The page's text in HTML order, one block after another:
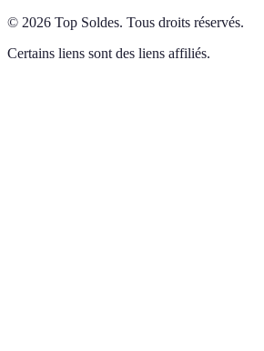
© 2026 Top Soldes. Tous droits réservés.
Certains liens sont des liens affiliés.